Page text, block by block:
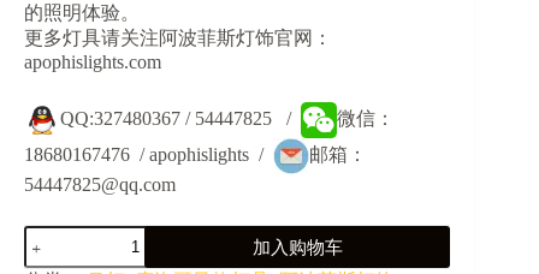
的照明体验。
更多灯具请关注阿波菲斯灯饰官网：
apophislights.com
QQ:327480367 / 54447825 /
微信：
18680167476 / apophislights /
邮箱：
54447825@qq.com
JY31022-
中
加入购物车